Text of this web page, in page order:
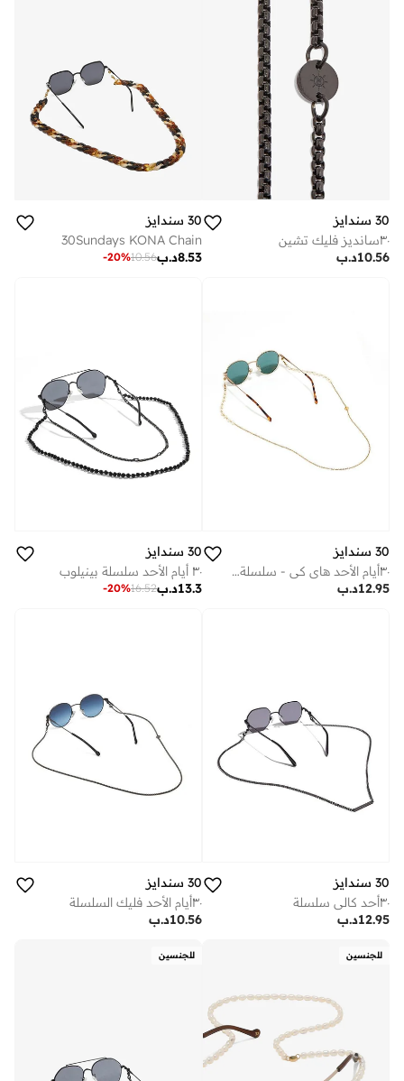
30 سندايز
٣٠سانديز فليك تشين
د.ب10.56
30 سندايز
30Sundays KONA Chain
د.ب8.53
10.56
-20%
30 سندايز
٣٠أيام الأحد هاي كي - سلسلة مطلية بالذهب عيار ١٤
د.ب12.95
30 سندايز
٣٠ أيام الأحد سلسلة بينيلوب
د.ب13.3
16.52
-20%
30 سندايز
٣٠أحد كالي سلسلة
د.ب12.95
30 سندايز
٣٠أيام الأحد فليك السلسلة
د.ب10.56
للجنسين للجنسين